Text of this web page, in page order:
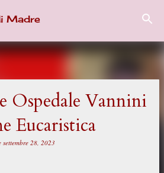
ai contenuti principali
Madre
Ospedale Vannini
Eucaristica
settembre 28, 2023